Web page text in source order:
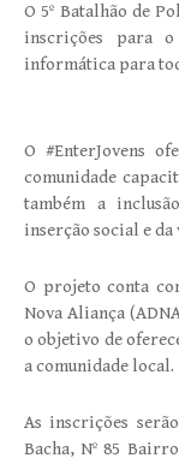
O 5º Batalhão de
inscrições para
informática para
O #EnterJovens
comunidade
também a
inserção social e
O projeto conta
Nova Aliança
o objetivo de
a comunidade local.
As inscrições
Bacha, Nº 85